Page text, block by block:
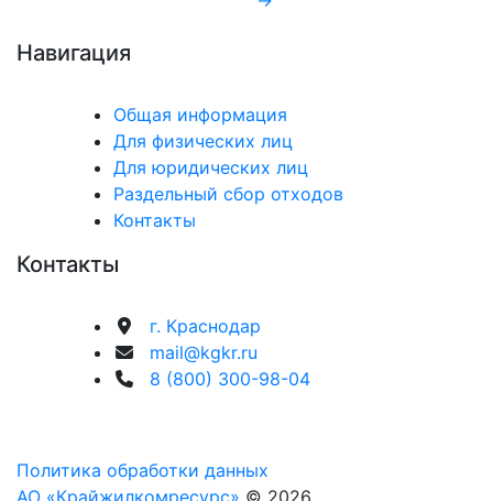
Навигация
Общая информация
Для физических лиц
Для юридических лиц
Раздельный сбор отходов
Контакты
Контакты
г. Краснодар
mail@kgkr.ru
8 (800) 300-98-04
Политика обработки данных
АО «Крайжилкомресурс» © 2026